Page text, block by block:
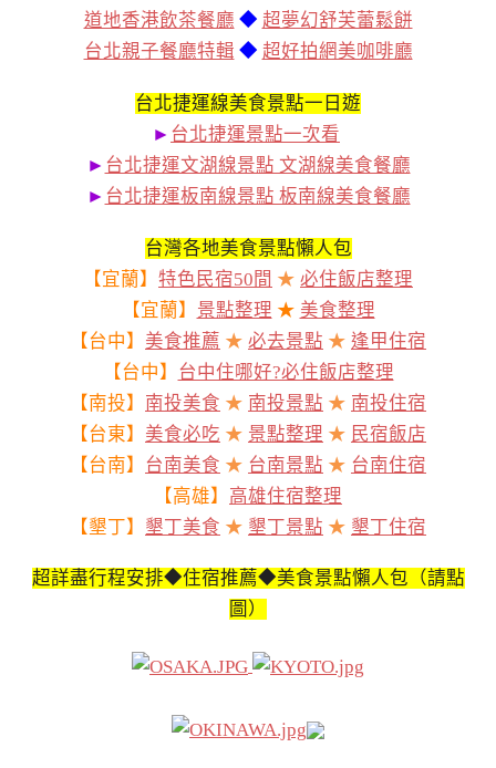
道地香港飲茶餐廳 ◆ 超夢幻舒芙蕾鬆餅
台北親子餐廳特輯 ◆ 超好拍網美咖啡廳
台北捷運線美食景點一日遊
► 台北捷運景點一次看
► 台北捷運文湖線景點 文湖線美食餐廳
► 台北捷運板南線景點 板南線美食餐廳
台灣各地美食景點懶人包
【宜蘭】 特色民宿50間 ★ 必住飯店整理
【宜蘭】 景點整理 ★ 美食整理
【台中】 美食推薦 ★ 必去景點 ★ 逢甲住宿
【台中】 台中住哪好?必住飯店整理
【南投】 南投美食 ★ 南投景點 ★ 南投住宿
【台東】 美食必吃 ★ 景點整理 ★ 民宿飯店
【台南】 台南美食 ★ 台南景點 ★ 台南住宿
【高雄】 高雄住宿整理
【墾丁】 墾丁美食 ★ 墾丁景點 ★ 墾丁住宿
超詳盡行程安排◆住宿推薦◆美食景點懶人包（請點
圖）